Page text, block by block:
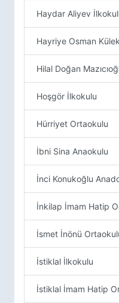
Haydar Aliyev
Hayriye Osman
Hilal Doğan
Hoşgör İlkokulu
Hürriyet Ortaokulu
İbni Sina Anaokulu
İnci Konukoğlu
İnkilap İmam Hatip
İsmet İnönü
İstiklal İlkokulu
İstiklal İmam Hatip